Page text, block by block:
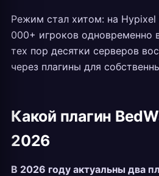
Режим стал хитом: на Hypixel
000+ игроков одновременно
тех пор десятки серверов
через плагины для
Какой плагин
2026
В 2026 году актуальны два